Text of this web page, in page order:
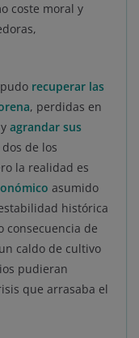
coste moral y
recuperar las
, perdidas en
agrandar sus
de los
la realidad es
asumido
histórica
consecuencia de
caldo de cultivo
pudieran
que arrasaba el